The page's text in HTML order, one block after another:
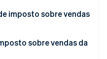
imposto sobre vendas
sobre vendas da